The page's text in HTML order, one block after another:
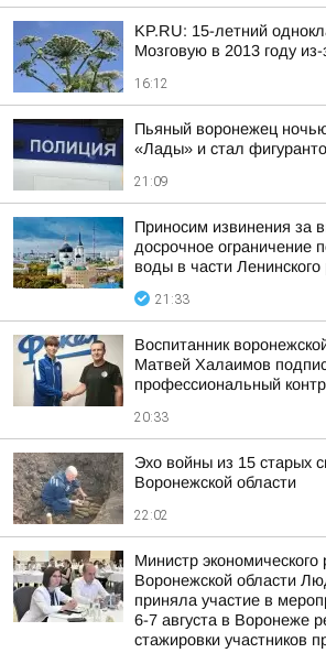
KP.RU: 15-летний
Мозговую в 2013 году из-
16:12
Пьяный воронежец
«Лады» и стал
21:09
Приносим извинения за
досрочное ограничение
воды в части Ленинского
21:33
Воспитанник
Матвей Халаимов
профессиональный
20:33
Эхо войны из 15 старых
Воронежской области
22:02
Министр экономического
Воронежской области
приняла участие в
6-7 августа в Воронеже
стажировки участников